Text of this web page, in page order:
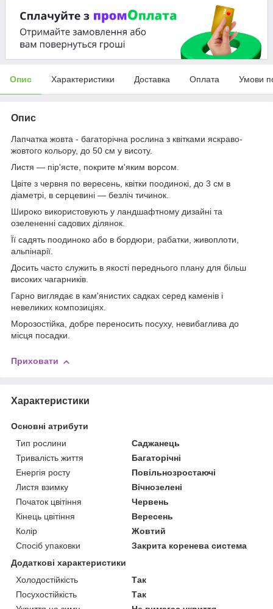
Опис Характеристики Доставка Оплата Умови
Опис
Лапчатка жовта - багаторічна рослина з квітками яскраво-
жовтого кольору, до 50 см у висоту.
Листя — пір'ясте, покрите м'яким ворсом.
Цвіте з червня по вересень, квітки поодинокі, до 3 см в
діаметрі, в серцевині — безліч тичинок.
Широко використовують у ландшафтному дизайні та
озелененні садових ділянок.
Її садять поодиноко або в бордюри, рабатки, живоплоти,
альпінарії.
Досить часто служить в якості переднього плану для більш
високих чагарників.
Гарно виглядає в кам'янистих садках серед каменів і
невеликих композиціях.
Морозостійка, добре переносить посуху, невибаглива до
місця посадки.
Приховати
Характеристики
Основні атрибути
Тип рослини
Саджанець
Тривалість життя
Багаторічні
Енергія росту
Повільнозростаючі
Листя взимку
Вічнозелені
Початок цвітіння
Червень
Кінець цвітіння
Вересень
Колір
Жовтий
Спосіб упаковки
Закрита коренева система
Додаткові характеристики
Холодостійкість
Так
Посухостійкість
Так